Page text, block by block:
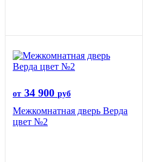
от 34 900 руб
Межкомнатная дверь Верда
цвет №2